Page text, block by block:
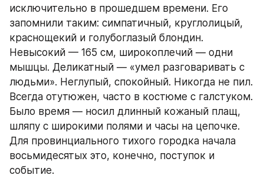
исключительно в прошедшем времени. Его
запомнили таким: симпатичный, круглолицый,
краснощекий и голубоглазый блондин.
Невысокий — 165 см, широкоплечий — одни
мышцы. Деликатный — «умел разговаривать с
людьми». Неглупый, спокойный. Никогда не пил.
Всегда отутюжен, часто в костюме с галстуком.
Было время — носил длинный кожаный плащ,
шляпу с широкими полями и часы на цепочке.
Для провинциального тихого городка начала
восьмидесятых это, конечно, поступок и
событие.